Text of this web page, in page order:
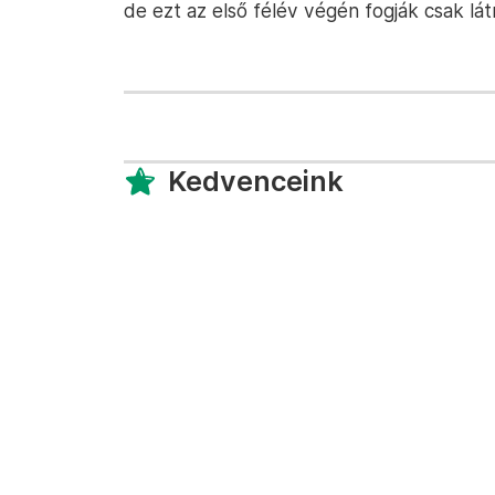
de ezt az első félév végén fogják csak
Kedvenceink